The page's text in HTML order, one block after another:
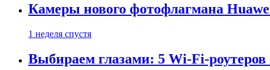
Камеры нового фотофлагмана
1 неделя спустя
Выбираем глазами: 5 Wi-Fi-